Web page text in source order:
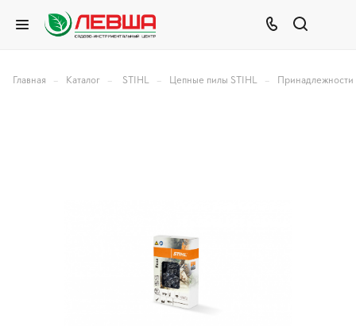
Главная – Каталог – STIHL – Цепные пилы STIHL – Принадлежности